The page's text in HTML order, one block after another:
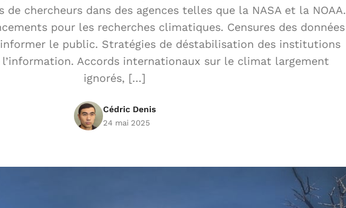
de chercheurs dans des agences telles que la NASA et la NOAA.
pour les recherches climatiques. Censures des données
le public. Stratégies de déstabilisation des institutions
Accords internationaux sur le climat largement
ignorés, […]
Cédric Denis
24 mai 2025